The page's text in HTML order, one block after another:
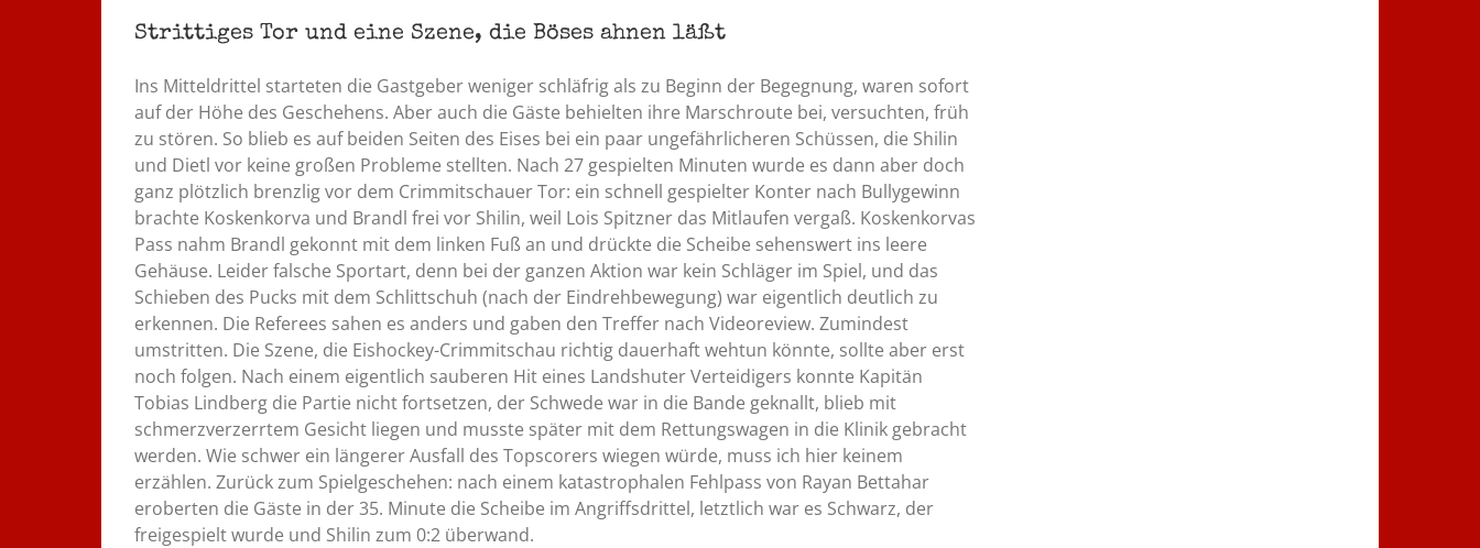
Strittiges Tor und eine Szene, die Böses ahnen läßt
Ins Mitteldrittel starteten die Gastgeber weniger schläfrig als zu Beginn der Begegnung, waren sofort
auf der Höhe des Geschehens. Aber auch die Gäste behielten ihre Marschroute bei, versuchten, früh
zu stören. So blieb es auf beiden Seiten des Eises bei ein paar ungefährlicheren Schüssen, die Shilin
und Dietl vor keine großen Probleme stellten. Nach 27 gespielten Minuten wurde es dann aber doch
ganz plötzlich brenzlig vor dem Crimmitschauer Tor: ein schnell gespielter Konter nach Bullygewinn
brachte Koskenkorva und Brandl frei vor Shilin, weil Lois Spitzner das Mitlaufen vergaß. Koskenkorvas
Pass nahm Brandl gekonnt mit dem linken Fuß an und drückte die Scheibe sehenswert ins leere
Gehäuse. Leider falsche Sportart, denn bei der ganzen Aktion war kein Schläger im Spiel, und das
Schieben des Pucks mit dem Schlittschuh (nach der Eindrehbewegung) war eigentlich deutlich zu
erkennen. Die Referees sahen es anders und gaben den Treffer nach Videoreview. Zumindest
umstritten. Die Szene, die Eishockey-Crimmitschau richtig dauerhaft wehtun könnte, sollte aber erst
noch folgen. Nach einem eigentlich sauberen Hit eines Landshuter Verteidigers konnte Kapitän
Tobias Lindberg die Partie nicht fortsetzen, der Schwede war in die Bande geknallt, blieb mit
schmerzverzerrtem Gesicht liegen und musste später mit dem Rettungswagen in die Klinik gebracht
werden. Wie schwer ein längerer Ausfall des Topscorers wiegen würde, muss ich hier keinem
erzählen. Zurück zum Spielgeschehen: nach einem katastrophalen Fehlpass von Rayan Bettahar
eroberten die Gäste in der 35. Minute die Scheibe im Angriffsdrittel, letztlich war es Schwarz, der
freigespielt wurde und Shilin zum 0:2 überwand.